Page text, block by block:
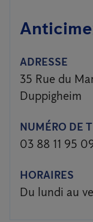
ADRESSE
35 Rue du
Duppigheim
NUMÉRO DE
03 88 11 95
HORAIRES
Du lundi au